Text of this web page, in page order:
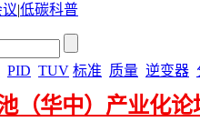
|低碳科普
PID TUV 标准 质量 逆变器
（华中）产业化论